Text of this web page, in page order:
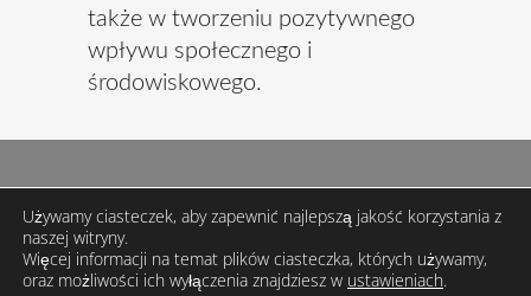
także w tworzeniu pozytywnego
wpływu społecznego i
środowiskowego.
© 2026 EXAMOBILE S.A.
Używamy ciasteczek, aby zapewnić najlepszą jakość korzystania z
naszej witryny.
Więcej informacji na temat plików ciasteczka, których używamy,
oraz możliwości ich wyłączenia znajdziesz w ustawieniach.